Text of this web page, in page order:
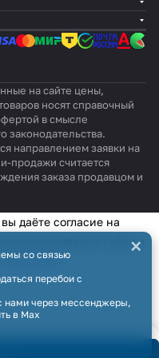
на сайте цены,
носят справочный
в смысле
законодательства.
направлением заявки на
продажи считается
заказа продавцом и
со связью
перебои с
нами через мессенджеры,
в Max
×
даёте согласие на
сайта и
политикой